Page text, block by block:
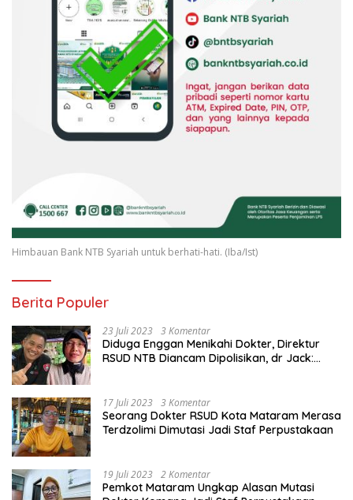
Himbauan Bank NTB Syariah untuk berhati-hati. (Iba/Ist)
Berita Populer
23 Juli 2023 3 Komentar
Diduga Enggan Menikahi Dokter, Direktur
RSUD NTB Diancam Dipolisikan, dr Jack:
17 Juli 2023 3 Komentar
Seorang Dokter RSUD Kota Mataram Merasa
Terdzolimi Dimutasi Jadi Staf Perpustakaan
19 Juli 2023 2 Komentar
Pemkot Mataram Ungkap Alasan Mutasi